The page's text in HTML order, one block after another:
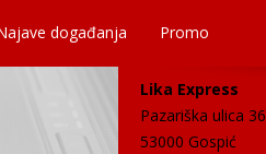
događanja Promo
Lika Express
Pazariška ulica 36
53000 Gospić